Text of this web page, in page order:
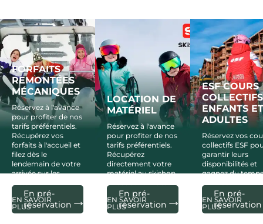
En pré-
réservation
FORFAITS
REMONTÉES
MÉCANIQUES
Réservez à l'avance
pour profiter de nos
tarifs préférentiels.
Récupérez vos
forfaits à l'accueil et
filez dès le
lendemain de votre
arrivée sur les
EN SAVOIR
PLUS
En pré-
réservation
LOCATION DE
MATÉRIEL
Réservez à l'avance
pour profiter de nos
tarifs préférentiels.
Récupérez
directement votre
matériel au skishop
EN SAVOIR
PLUS
En pré-
réservation
ESF COURS
COLLECTIFS
ENFANTS ET
ADULTES
Réservez vos
collectifs ESF
garantir leurs
disponibilités et
gagnez du
EN SAVOIR
PLUS